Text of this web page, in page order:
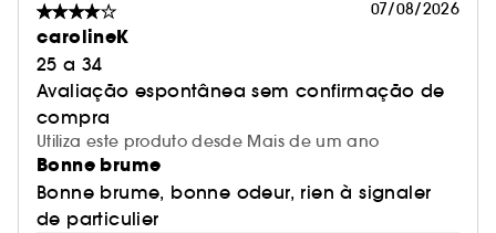
07/08/2026
carolineK
25 a 34
Avaliação espontânea sem confirmação de
compra
Utiliza este produto desde Mais de um ano
Bonne brume
Bonne brume, bonne odeur, rien à signaler
de particulier